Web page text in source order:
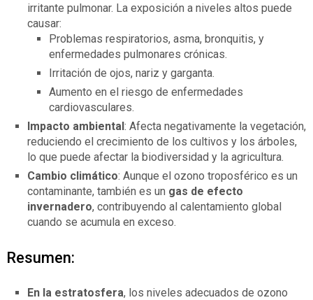
irritante pulmonar. La exposición a niveles altos puede
causar:
Problemas respiratorios, asma, bronquitis, y
enfermedades pulmonares crónicas.
Irritación de ojos, nariz y garganta.
Aumento en el riesgo de enfermedades
cardiovasculares.
Impacto ambiental: Afecta negativamente la vegetación,
reduciendo el crecimiento de los cultivos y los árboles,
lo que puede afectar la biodiversidad y la agricultura.
Cambio climático: Aunque el ozono troposférico es un
contaminante, también es un gas de efecto
invernadero, contribuyendo al calentamiento global
cuando se acumula en exceso.
Resumen:
En la estratosfera, los niveles adecuados de ozono